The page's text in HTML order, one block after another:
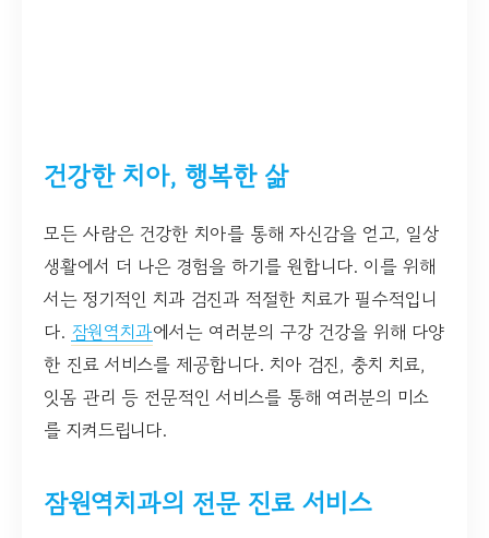
건강한 치아, 행복한 삶
모든 사람은 건강한 치아를 통해 자신감을 얻고, 일상
생활에서 더 나은 경험을 하기를 원합니다. 이를 위해
서는 정기적인 치과 검진과 적절한 치료가 필수적입니
다. 잠원역치과에서는 여러분의 구강 건강을 위해 다양
한 진료 서비스를 제공합니다. 치아 검진, 충치 치료,
잇몸 관리 등 전문적인 서비스를 통해 여러분의 미소
를 지켜드립니다.
잠원역치과의 전문 진료 서비스